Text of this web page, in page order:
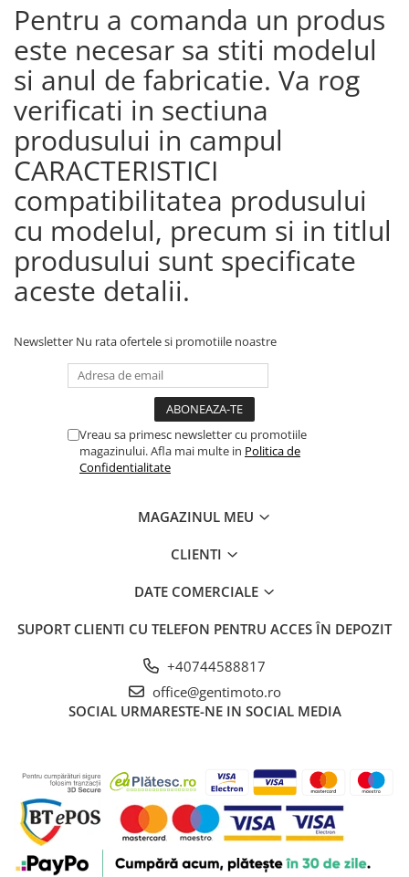
Pentru a comanda un produs
este necesar sa stiti modelul
si anul de fabricatie. Va rog
verificati in sectiuna
produsului in campul
CARACTERISTICI
compatibilitatea produsului
cu modelul, precum si in titlul
produsului sunt specificate
aceste detalii.
Newsletter Nu rata ofertele si promotiile noastre
Vreau sa primesc newsletter cu promotiile
magazinului. Afla mai multe in Politica de
Confidentialitate
MAGAZINUL MEU
CLIENTI
DATE COMERCIALE
SUPORT CLIENTI CU TELEFON PENTRU ACCES ÎN DEPOZIT
+40744588817
office@gentimoto.ro
SOCIAL URMARESTE-NE IN SOCIAL MEDIA